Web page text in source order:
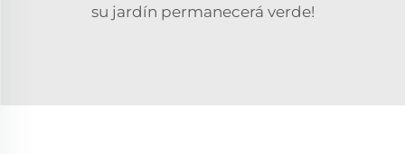
su jardín permanecerá verde!